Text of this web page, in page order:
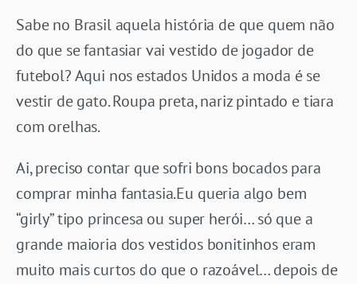
Sabe no Brasil aquela história de que quem não
do que se fantasiar vai vestido de jogador de
futebol? Aqui nos estados Unidos a moda é se
vestir de gato. Roupa preta, nariz pintado e tiara
com orelhas.
Ai, preciso contar que sofri bons bocados para
comprar minha fantasia.Eu queria algo bem
“girly” tipo princesa ou super herói… só que a
grande maioria dos vestidos bonitinhos eram
muito mais curtos do que o razoável… depois de